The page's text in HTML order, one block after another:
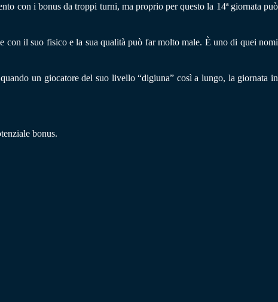
con i bonus da troppi turni, ma proprio per questo la 14ª giornata può
con il suo fisico e la sua qualità può far molto male. È uno di quei nomi
un giocatore del suo livello “digiuna” così a lungo, la giornata in
bonus.